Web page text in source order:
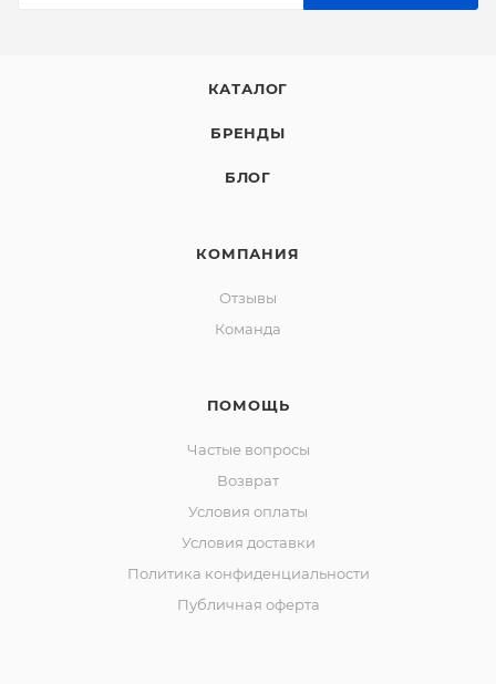
КАТАЛОГ
БРЕНДЫ
БЛОГ
КОМПАНИЯ
Отзывы
Команда
ПОМОЩЬ
Частые вопросы
Возврат
Условия оплаты
Условия доставки
Политика конфиденциальности
Публичная оферта